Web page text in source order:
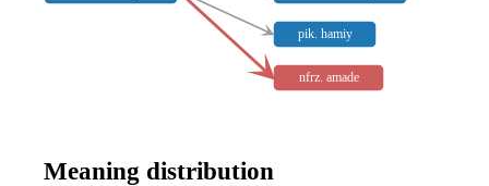
pik. hamiy
nfrz. amade
Meaning distribution